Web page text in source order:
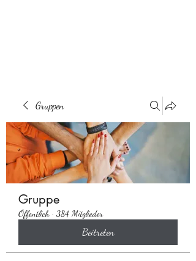
Gruppen
Gruppe
Öffentlich · 384 Mitglieder
Beitreten